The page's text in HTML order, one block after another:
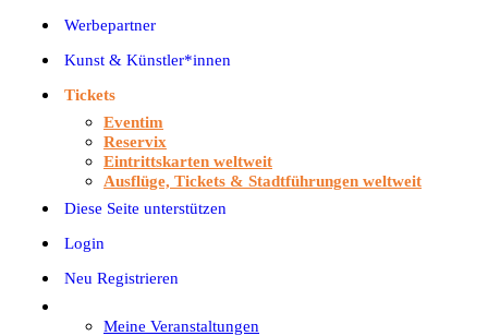
Werbepartner
Kunst & Künstler*innen
Tickets
Eventim
Reservix
Eintrittskarten weltweit
Ausflüge, Tickets & Stadtführungen weltweit
Diese Seite unterstützen
Login
Neu Registrieren
Meine Veranstaltungen